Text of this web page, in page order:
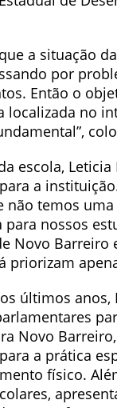
a situação
por
Então o
localizada no
escola,
a
não temos
para nossos
Novo Barreiro
priorizam
últimos anos,
Novo
a prática
físico.